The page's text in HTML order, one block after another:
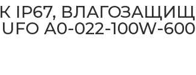
A0-022-100W-